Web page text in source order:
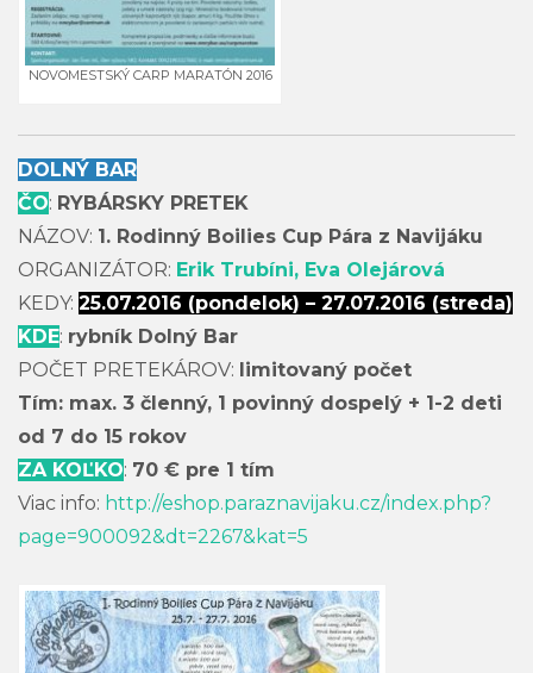
NOVOMESTSKÝ CARP MARATÓN 2016
DOLNÝ BAR
ČO: RYBÁRSKY PRETEK
NÁZOV: 1. Rodinný Boilies Cup Pára z Navijáku
ORGANIZÁTOR: Erik Trubíni, Eva Olejárová
KEDY: 25.07.2016 (pondelok) – 27.07.2016 (streda)
KDE: rybník Dolný Bar
POČET PRETEKÁROV: limitovaný počet
Tím: max. 3 členný, 1 povinný dospelý + 1-2 deti
od 7 do 15 rokov
ZA KOĽKO: 70 € pre 1 tím
Viac info: http://eshop.paraznavijaku.cz/index.php?
page=900092&dt=2267&kat=5